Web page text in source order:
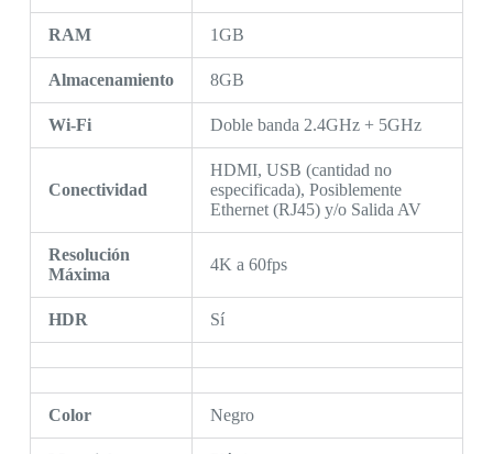
RAM 1GB
Almacenamiento 8GB
Wi-Fi Doble banda 2.4GHz + 5GHz
Conectividad
HDMI, USB (cantidad no
especificada), Posiblemente
Ethernet (RJ45) y/o Salida AV
Resolución
Máxima
4K a 60fps
HDR Sí
Color Negro